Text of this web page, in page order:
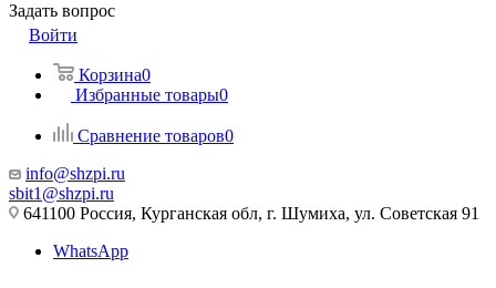
Задать вопрос
Войти
Корзина0
Избранные товары0
Сравнение товаров0
info@shzpi.ru
sbit1@shzpi.ru
641100 Россия, Курганская обл, г. Шумиха, ул. Советская 91
WhatsApp